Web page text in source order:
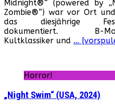
Midnight®“ (powered by
Zombie®“) war vor Ort
das diesjährige
dokumentiert. B-
Kultklassiker und …
Horror!
„Night Swim“ (USA, 2024)